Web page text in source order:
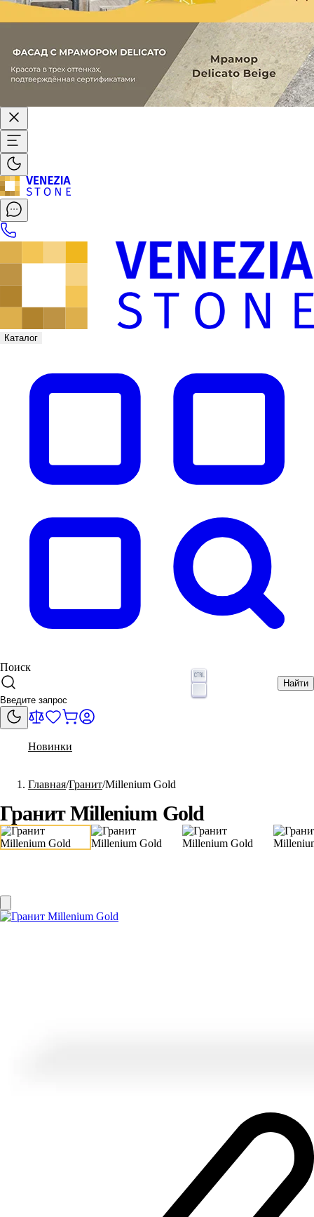
Каталог
Поиск
Найти
Новинки
Главная Гранит Millenium Gold
Гранит Millenium Gold